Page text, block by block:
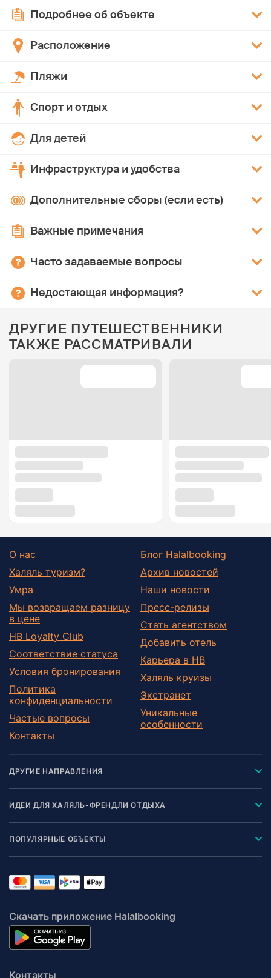
Подробнее об объекте
Расположение
Пляжи
Спорт и отдых
Для детей
Инфраструктура и удобства
Дополнительные сборы (если есть)
Важные примечания
Часто задаваемые вопросы
Недостающая информация?
ДРУГИЕ ПУТЕШЕСТВЕННИКИ
ТАКЖЕ РАССМАТРИВАЛИ
О нас
Халяль туризм?
Умра
Мы возвращаем разницу
в цене
HB Loyalty Club
Соответствие статуса
Условия бронирования
Политика
конфиденциальности
Частые вопросы
Контакты
Блог Halalbooking
Архив новостей
Наши новости
Пресс-релизы
Стать агентством
Добавить отель
Карьера в HB
Халяль круизы
Экстранет
Уникальные
особенности
ДРУГИЕ НАПРАВЛЕНИЯ
ИДЕИ ДЛЯ ХАЛЯЛЬ-ФРЕНДЛИ ОТДЫХА
ПОПУЛЯРНЫЕ ОБЪЕКТЫ
Скачать приложение Halalbooking
Контакты